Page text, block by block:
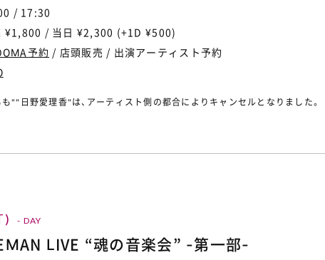
/ 17:30
¥1,800 / 当日 ¥2,300 (+1D ¥500)
予約 / 店頭販売 / 出演アーティスト予約
""日野愛理香"は、アーティスト側の都合によりキャンセルとなりました。
- DAY
LIVE “魂の音楽会” -第一部-